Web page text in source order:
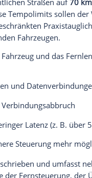
von unserer
Klick anzeigen
Inhalte angezeigt
werden.Mehr dazu in
ein Stadtviertel,
Raum
und für jedes